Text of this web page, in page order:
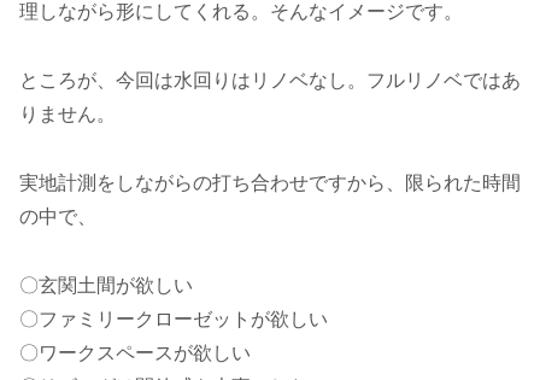
理しながら形にしてくれる。そんなイメージです。
ところが、今回は水回りはリノベなし。フルリノベではあ
りません。
実地計測をしながらの打ち合わせですから、限られた時間
の中で、
〇玄関土間が欲しい
〇ファミリークローゼットが欲しい
〇ワークスペースが欲しい